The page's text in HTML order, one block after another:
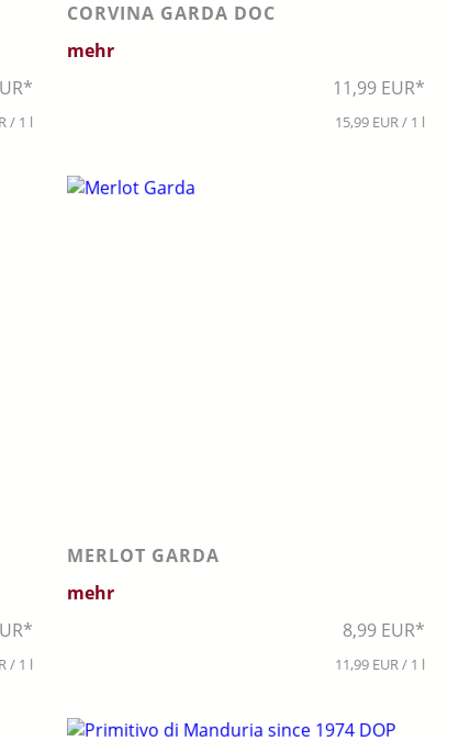
/ 1 l
CORVINA GARDA DOC
mehr
11,99 EUR*
15,99 EUR / 1 l
/ 1 l
MERLOT GARDA
mehr
8,99 EUR*
11,99 EUR / 1 l